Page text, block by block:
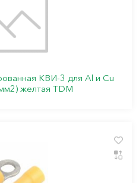
КВИ-3 для Al и Cu
желтая TDM